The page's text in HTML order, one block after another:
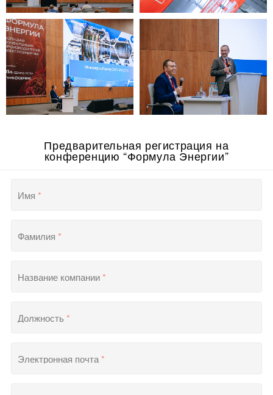
Предварительная регистрация на
конференцию “Формула Энергии”
Имя *
Фамилия *
Название компании*
Должность *
Электронная почта *